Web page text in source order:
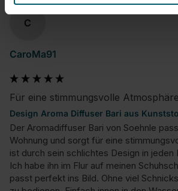
C
CaroMa91
Für eine stimmungsvolle Atmosphäre
Design Aroma Diffuser Bari aus
Der Aromadiffuser Bari von Soehnle
Wohnung und sorgt für eine
ist durch sein schlichtes Design in jeden
Ich habe ihn im Flur auf meinen
passt perfekt ins Bild. Ohne viel